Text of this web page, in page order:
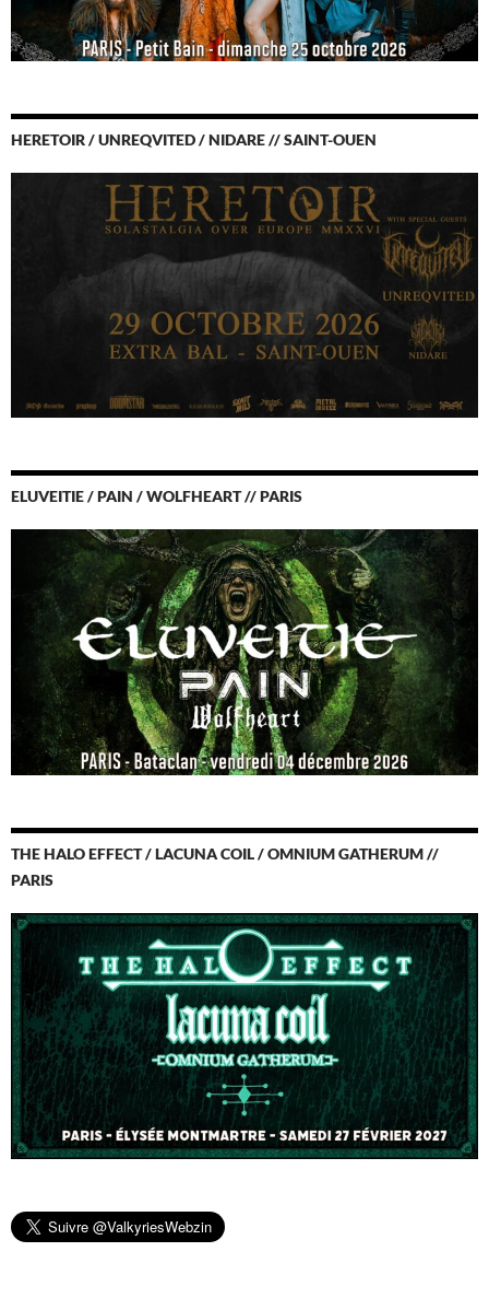
HERETOIR / UNREQVITED / NIDARE // SAINT-OUEN
ELUVEITIE / PAIN / WOLFHEART // PARIS
THE HALO EFFECT / LACUNA COIL / OMNIUM GATHERUM //
PARIS